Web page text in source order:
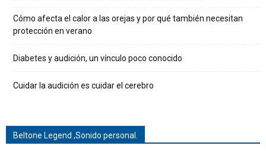
Cómo afecta el calor a las orejas y por qué también necesitan
protección en verano
Diabetes y audición, un vínculo poco conocido
Cuidar la audición es cuidar el cerebro
Beltone Legend ,Sonido personal.